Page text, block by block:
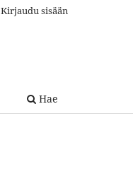
Hae
Kirjaudu sisään